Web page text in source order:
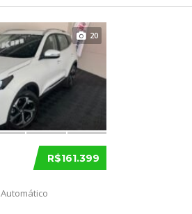
20
R$161.399
Automático